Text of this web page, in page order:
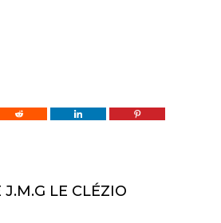
LE CLÉZIO